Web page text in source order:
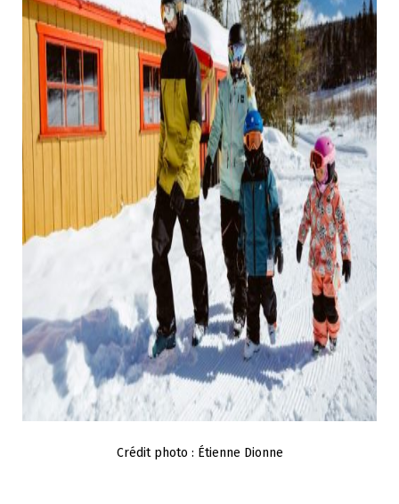
Crédit photo : Étienne Dionne